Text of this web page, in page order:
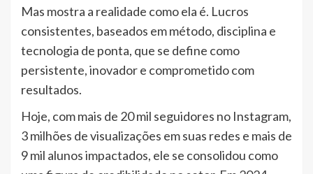
Mas mostra a realidade como ela é. Lucros
consistentes, baseados em método, disciplina e
tecnologia de ponta, que se define como
persistente, inovador e comprometido com
resultados.
Hoje, com mais de 20 mil seguidores no Instagram,
3 milhões de visualizações em suas redes e mais de
9 mil alunos impactados, ele se consolidou como